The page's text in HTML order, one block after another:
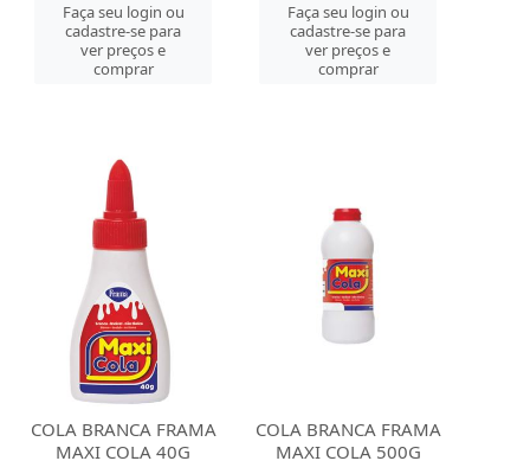
Faça seu login ou
cadastre-se para
ver preços e
comprar
Faça seu login ou
cadastre-se para
ver preços e
comprar
COLA BRANCA FRAMA
MAXI COLA 40G
COLA BRANCA FRAMA
MAXI COLA 500G